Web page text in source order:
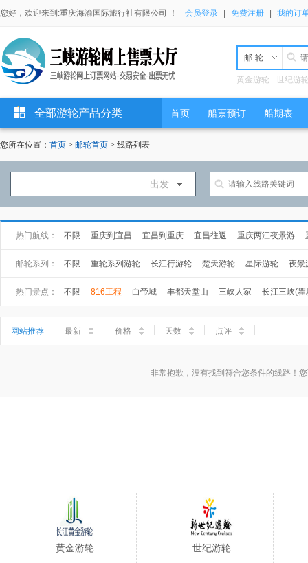
您好，欢迎来到:重庆海渝国际旅行社有限公司 ！ 会员登录 免费注册 我的订
邮轮
黄金游轮 世纪游
全部游轮产品分类 首页 船票预订 船期表
您所在位置： 首页 > 邮轮首页 > 线路列表
出发
热门航线： 不限 重庆到宜昌 宜昌到重庆 宜昌往返 重庆两江夜景游
邮轮系列：
不限 重轮系列游轮 长江行游轮 楚天游轮 星际游轮
夜景
热门景点：
不限 816工程 白帝城 丰都天堂山 三峡人家
长江三峡(
小三峡
神女溪 石宝寨 丰都鬼城
网站推荐 最新 价格 天数 点评
非常抱歉，没有找到符合您条件的线路！
黄金游轮
世纪游轮